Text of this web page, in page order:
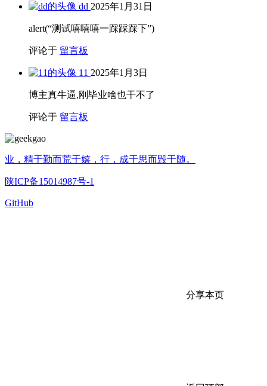
dd 2025年1月31日
alert(“测试嘻嘻嘻一踩踩踩下”)
评论于 留言板
11 2025年1月3日
博主真牛逼,刚毕业啥也干不了
评论于 留言板
业，精于勤而荒于嬉，行，成于思而毁于随。
陕ICP备15014987号-1
GitHub
分享本页